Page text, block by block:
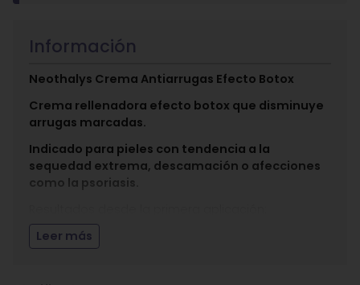
Información
Neothalys Crema Antiarrugas Efecto Botox
Crema rellenadora efecto botox que disminuye
arrugas marcadas.
Indicado para pieles con tendencia a la
sequedad extrema, descamación o afecciones
como la psoriasis.
Piel intensamente hidratada y nutrida.
Mayor elasticidad y firmeza.
Leer más